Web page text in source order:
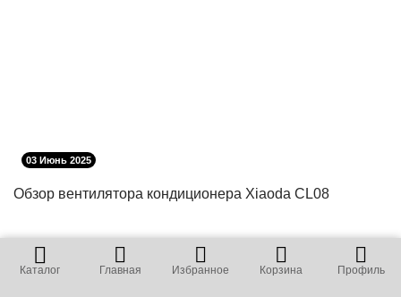
03 Июнь 2025
Обзор вентилятора кондиционера Xiaoda CL08
Главная
Каталог Корзина
Избранное Профиль